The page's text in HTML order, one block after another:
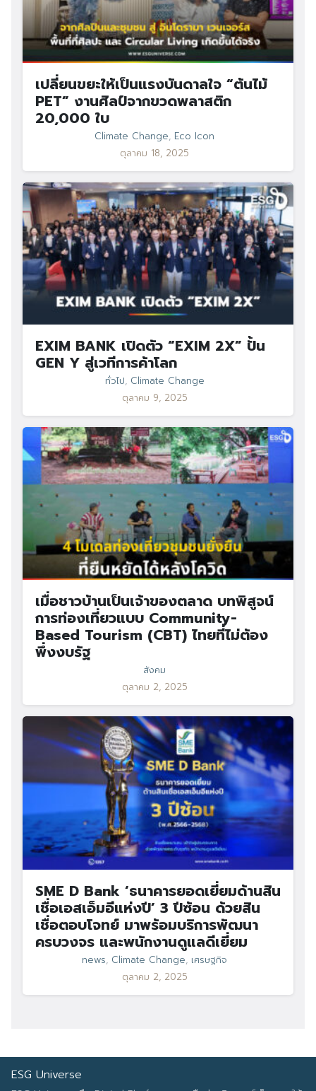
เปลี่ยนขยะให้เป็นแรงบันดาลใจ “ต้นไม้
PET” งานศิลป์จากขวดพลาสติก
20,000 ใบ
Climate Change, Eco Icon
ตุลาคม 18, 2025
EXIM BANK เปิดตัว “EXIM 2X” ปั้น
GEN Y สู่เวทีการค้าโลก
ทั่วไป, Climate Change
ตุลาคม 9, 2025
เมื่อชาวบ้านเป็นเจ้าของตลาด บทพิสูจน์
การท่องเที่ยวแบบ Community-
Based Tourism (CBT) ไทยที่ไม่ต้อง
พึ่งงบรัฐ
สังคม
ตุลาคม 2, 2025
SME D Bank ‘ธนาคารยอดเยี่ยมด้านสิน
เชื่อเอสเอ็มอีแห่งปี’ 3 ปีซ้อน ด้วยสิน
เชื่อตอบโจทย์ มาพร้อมบริการพัฒนา
ครบวงจร และพนักงานดูแลดีเยี่ยม
news, Climate Change, เศรษฐกิจ
ตุลาคม 2, 2025
ESG Universe